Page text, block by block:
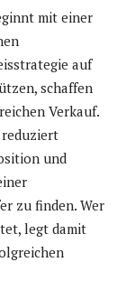
mit einer
auf
schaffen
Verkauf.
und
zu finden. Wer
legt damit